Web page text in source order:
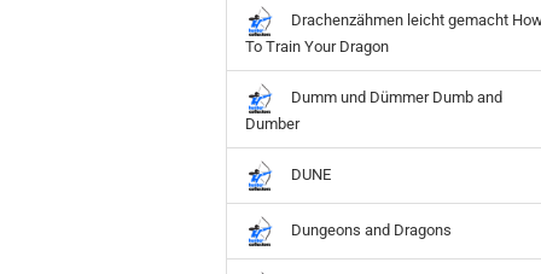
Drachenzähmen leicht gemacht
To Train Your Dragon
Dumm und Dümmer Dumb and
Dumber
DUNE
Dungeons and Dragons